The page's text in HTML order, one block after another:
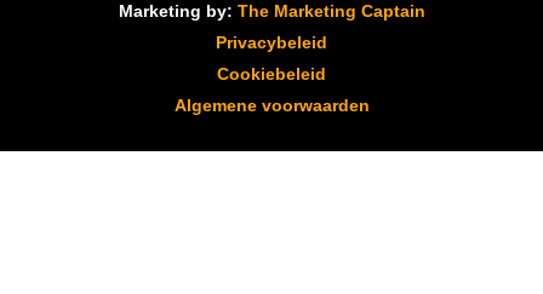
Marketing by: The Marketing Captain
Privacybeleid
Cookiebeleid
Algemene voorwaarden